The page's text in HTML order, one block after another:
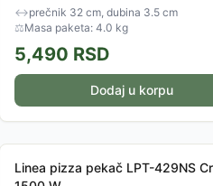
funkciju održavanja...
↔prečnik 32 cm, dubina 3.5 cm
⚖Masa paketa: 4.0 kg
5,490 RSD
Dodaj u korpu
Linea pizza pekač LPT-429NS